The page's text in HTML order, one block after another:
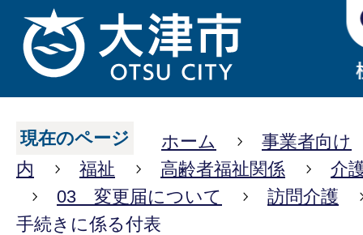
現在のページ ホーム
事業者向け
内
福祉 高齢者福祉関係
介
03 変更届について
訪問介護
手続きに係る付表